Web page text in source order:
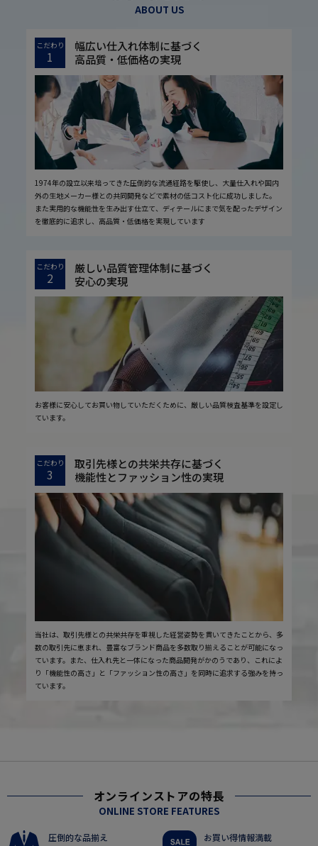
ABOUT US
こだわり
1
幅広い仕入れ体制に基づく
高品質・低価格の実現
1974年の設立以来培ってきた圧倒的な流通経路を駆使し、大量仕入れや国内
外の生地メーカー様との共同開発などで素材の低コスト化に成功しました。
また実用的な機能性を生み出す仕立て、ディテールにまで気を配ったデザイン
を徹底的に追求し、高品質・低価格を実現しています
こだわり
2
厳しい品質管理体制に基づく
安心の実現
お客様に安心してお買い物していただくために、厳しい品質検査基準を設定し
ています。
こだわり
3
取引先様との共栄共存に基づく
機能性とファッション性の実現
当社は、取引先様との共栄共存を重視した経営姿勢を貫いてきたことから、多
数の取引先に恵まれ、豊富なブランド商品を多数取り揃えることが可能になっ
ています。また、仕入れ先と一体になった商品開発がかのうであり、これによ
り「機能性の高さ」と「ファッション性の高さ」を同時に追求する強みを持っ
ています。
オンラインストアの特長
ONLINE STORE FEATURES
圧倒的な品揃え お買い得情報満載